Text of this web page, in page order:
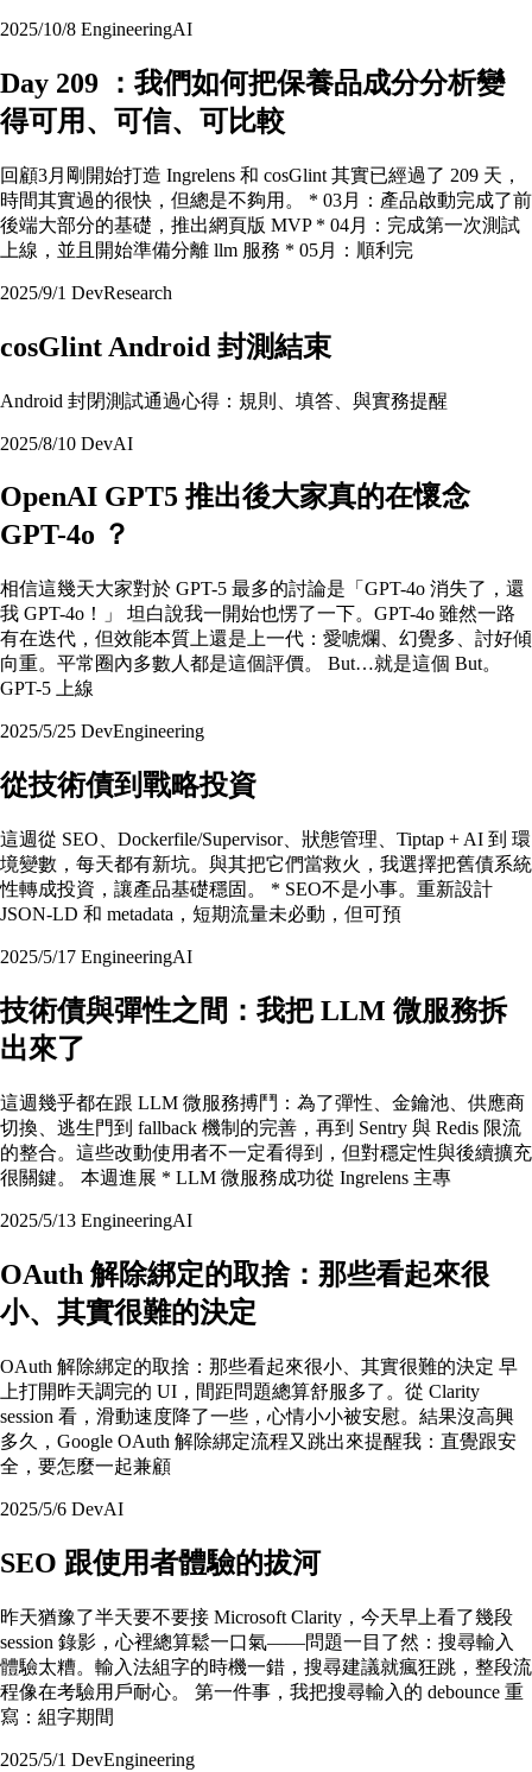
2025/10/8 EngineeringAI
Day 209 ：我們如何把保養品成分分析變
得可用、可信、可比較
回顧3月剛開始打造 Ingrelens 和 cosGlint 其實已經過了 209 天，
時間其實過的很快，但總是不夠用。 * 03月：產品啟動完成了前
後端大部分的基礎，推出網頁版 MVP * 04月：完成第一次測試
上線，並且開始準備分離 llm 服務 * 05月：順利完
2025/9/1 DevResearch
cosGlint Android 封測結束
Android 封閉測試通過心得：規則、填答、與實務提醒
2025/8/10 DevAI
OpenAI GPT5 推出後大家真的在懷念
GPT-4o ？
相信這幾天大家對於 GPT-5 最多的討論是「GPT-4o 消失了，還
我 GPT-4o！」 坦白說我一開始也愣了一下。GPT-4o 雖然一路
有在迭代，但效能本質上還是上一代：愛唬爛、幻覺多、討好傾
向重。平常圈內多數人都是這個評價。 But…就是這個 But。
GPT-5 上線
2025/5/25 DevEngineering
從技術債到戰略投資
這週從 SEO、Dockerfile/Supervisor、狀態管理、Tiptap + AI 到 環
境變數，每天都有新坑。與其把它們當救火，我選擇把舊債系統
性轉成投資，讓產品基礎穩固。 * SEO不是小事。重新設計
JSON‑LD 和 metadata，短期流量未必動，但可預
2025/5/17 EngineeringAI
技術債與彈性之間：我把 LLM 微服務拆
出來了
這週幾乎都在跟 LLM 微服務搏鬥：為了彈性、金鑰池、供應商
切換、逃生門到 fallback 機制的完善，再到 Sentry 與 Redis 限流
的整合。這些改動使用者不一定看得到，但對穩定性與後續擴充
很關鍵。 本週進展 * LLM 微服務成功從 Ingrelens 主專
2025/5/13 EngineeringAI
OAuth 解除綁定的取捨：那些看起來很
小、其實很難的決定
OAuth 解除綁定的取捨：那些看起來很小、其實很難的決定 早
上打開昨天調完的 UI，間距問題總算舒服多了。從 Clarity
session 看，滑動速度降了一些，心情小小被安慰。結果沒高興
多久，Google OAuth 解除綁定流程又跳出來提醒我：直覺跟安
全，要怎麼一起兼顧
2025/5/6 DevAI
SEO 跟使用者體驗的拔河
昨天猶豫了半天要不要接 Microsoft Clarity，今天早上看了幾段
session 錄影，心裡總算鬆一口氣——問題一目了然：搜尋輸入
體驗太糟。輸入法組字的時機一錯，搜尋建議就瘋狂跳，整段流
程像在考驗用戶耐心。 第一件事，我把搜尋輸入的 debounce 重
寫：組字期間
2025/5/1 DevEngineering